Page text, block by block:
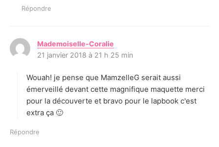
Répondre
Mademoiselle-Coralie
i
:
21 janvier 2018 à 21 h 25 min
Wouah! je pense que MamzelleG serait aussi
émerveillé devant cette magnifique maquette merci
pour la découverte et bravo pour le lapbook c'est
extra ça 🙂
Répondre